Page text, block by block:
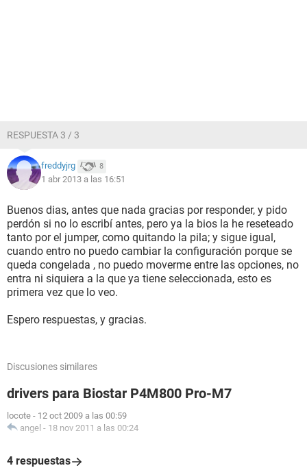
RESPUESTA 3 / 3
freddyjrg 8
1 abr 2013 a las 16:51
Buenos dias, antes que nada gracias por responder, y pido
perdón si no lo escribí antes, pero ya la bios la he reseteado
tanto por el jumper, como quitando la pila; y sigue igual,
cuando entro no puedo cambiar la configuración porque se
queda congelada , no puedo moverme entre las opciones, no
entra ni siquiera a la que ya tiene seleccionada, esto es
primera vez que lo veo.
Espero respuestas, y gracias.
Discusiones similares
drivers para Biostar P4M800 Pro-M7
locote - 12 oct 2009 a las 00:59
angel - 18 nov 2011 a las 00:24
4 respuestas